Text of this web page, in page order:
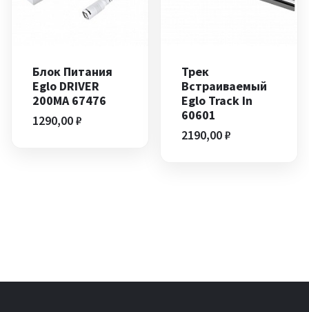
Блок Питания
Eglo DRIVER
200MA 67476
1290,00₽
Трек
Встраиваемый
Eglo Track In
60601
2190,00₽